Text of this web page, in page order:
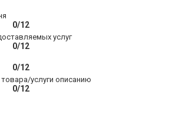
0/12
услуг
0/12
0/12
услуги описанию
0/12